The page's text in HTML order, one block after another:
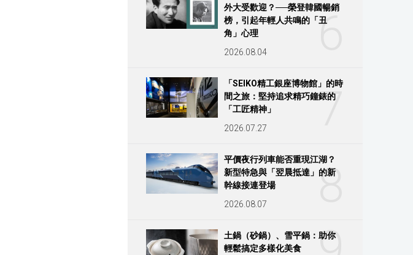
6
外大受歡迎？──榮登韓國暢銷
榜，引起年輕人共鳴的「丑
角」心理
2026.08.04
7
「SEIKO精工銀座博物館」的時
間之旅：堅持追求精巧鐘錶的
「工匠精神」
2026.07.27
8
平價夜行列車能否重現江湖？
新型特急與「翌晨抵達」的新
幹線接連登場
2026.08.07
土鍋（砂鍋）、雪平鍋：助你
輕鬆搞定多樣化美食